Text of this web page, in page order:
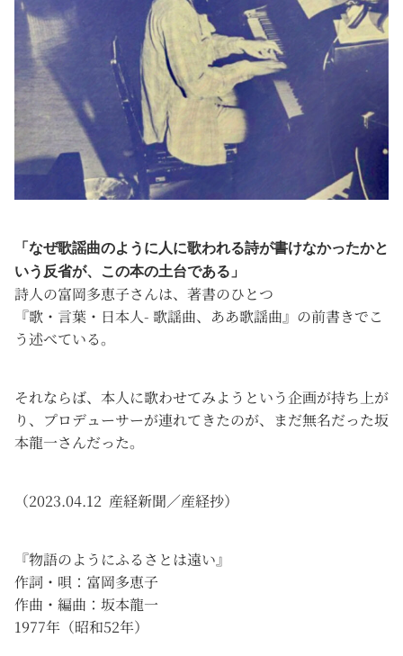
「なぜ歌謡曲のように人に歌われる詩が書けなかったかと
いう反省が、この本の土台である」
詩人の富岡多恵子さんは、著書のひとつ
『歌・言葉・日本人- 歌謡曲、ああ歌謡曲』の前書きでこ
う述べている。
それならば、本人に歌わせてみようという企画が持ち上が
り、プロデューサーが連れてきたのが、まだ無名だった坂
本龍一さんだった。
（2023.04.12 産経新聞／産経抄）
『物語のようにふるさとは遠い』
作詞・唄：富岡多恵子
作曲・編曲：坂本龍一
1977年（昭和52年）